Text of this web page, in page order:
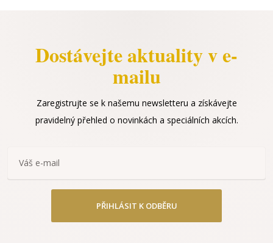
Dostávejte aktuality v e-
mailu
Zaregistrujte se k našemu newsletteru a získávejte
pravidelný přehled o novinkách a speciálních akcích.
PŘIHLÁSIT K ODBĚRU